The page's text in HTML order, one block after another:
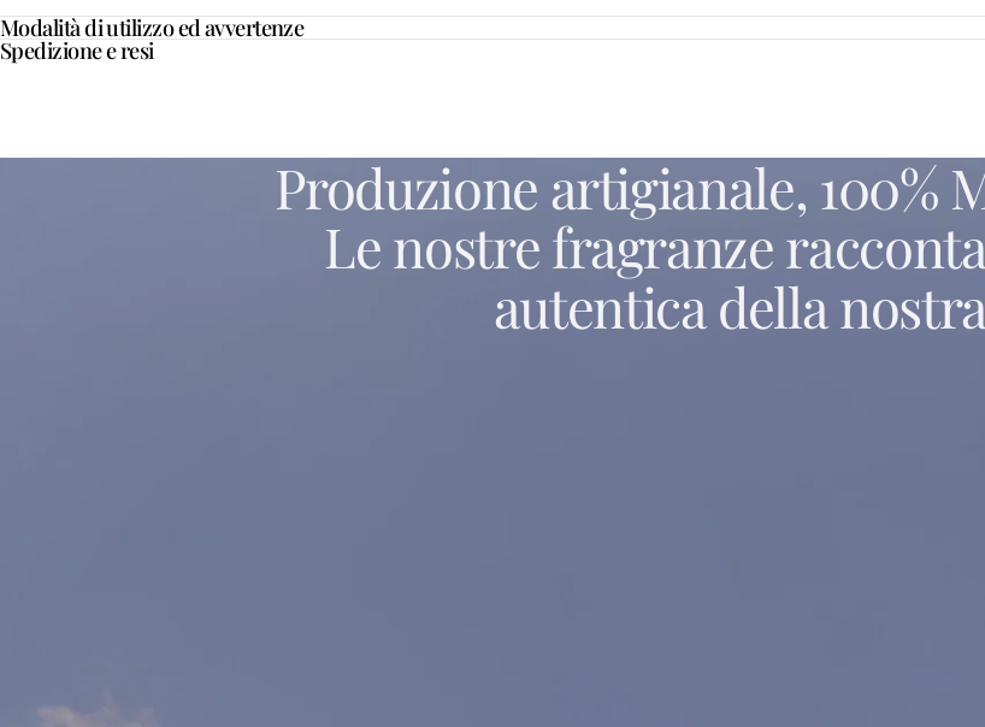
Modalità di utilizzo ed avvertenze
Spedizione e resi
Produzione artigianale, 100%
Lenostrefragranze
autentica della nostra